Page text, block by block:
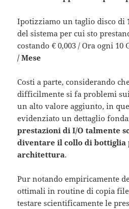
Ipotizziamo un taglio disco di
del sistema per cui sto
costando € 0,003 / Ora ogni
/ Mese
Costi a parte, considerando
difficilmente si fa problemi
un alto valore aggiunto, in
evidenziato un dettaglio
prestazioni di I/O talmente
diventare il collo di bottiglia
architettura.
Pur notando empiricamente
ottimali in routine di copia
testare scientificamente le